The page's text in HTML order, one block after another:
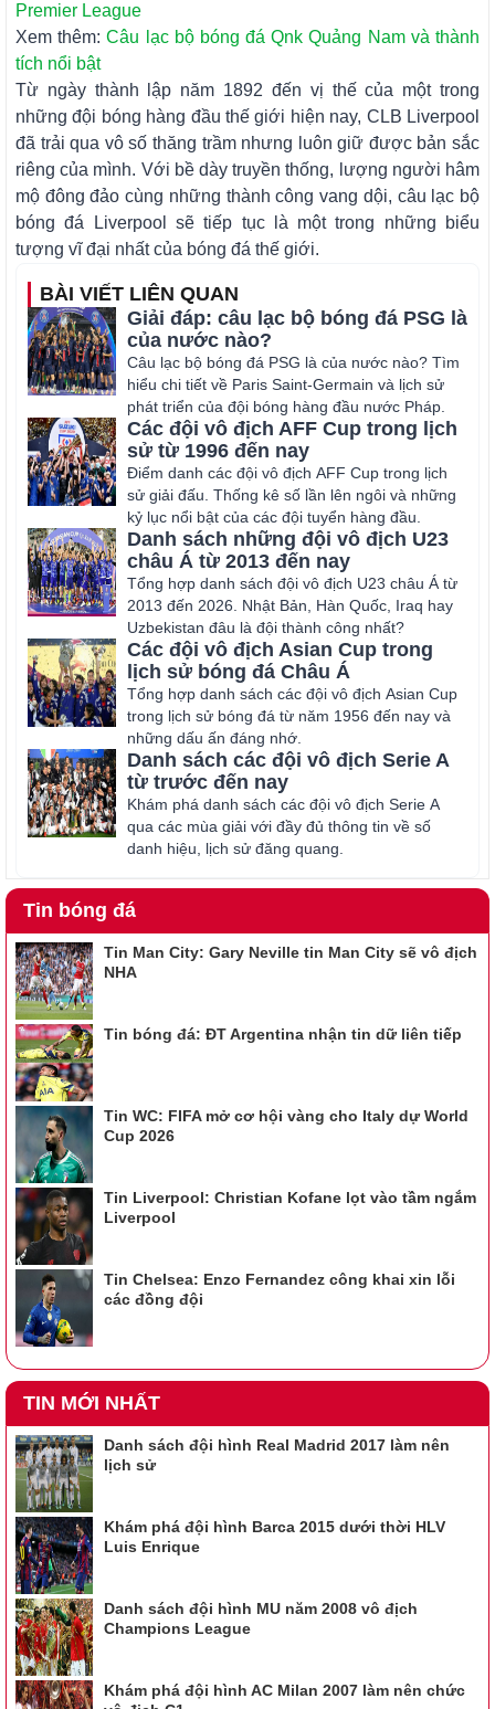
Premier League
Xem thêm:Câu lạc bộ bóng đá Qnk Quảng Nam và thành
tích nổi bật
Từ ngày thành lập năm 1892 đến vị thế của một trong
những đội bóng hàng đầu thế giới hiện nay, CLB Liverpool
đã trải qua vô số thăng trầm nhưng luôn giữ được bản sắc
riêng của mình. Với bề dày truyền thống, lượng người hâm
mộ đông đảo cùng những thành công vang dội, câu lạc bộ
bóng đá Liverpool sẽ tiếp tục là một trong những biểu
tượng vĩ đại nhất của bóng đá thế giới.
BÀI VIẾT LIÊN QUAN
Giải đáp: câu lạc bộ bóng đá PSG là
của nước nào?
Câu lạc bộ bóng đá PSG là của nước nào? Tìm
hiểu chi tiết về Paris Saint-Germain và lịch sử
phát triển của đội bóng hàng đầu nước Pháp.
Các đội vô địch AFF Cup trong lịch
sử từ 1996 đến nay
Điểm danh các đội vô địch AFF Cup trong lịch
sử giải đấu. Thống kê số lần lên ngôi và những
kỷ lục nổi bật của các đội tuyển hàng đầu.
Danh sách những đội vô địch U23
châu Á từ 2013 đến nay
Tổng hợp danh sách đội vô địch U23 châu Á từ
2013 đến 2026. Nhật Bản, Hàn Quốc, Iraq hay
Uzbekistan đâu là đội thành công nhất?
Các đội vô địch Asian Cup trong
lịch sử bóng đá Châu Á
Tổng hợp danh sách các đội vô địch Asian Cup
trong lịch sử bóng đá từ năm 1956 đến nay và
những dấu ấn đáng nhớ.
Danh sách các đội vô địch Serie A
từ trước đến nay
Khám phá danh sách các đội vô địch Serie A
qua các mùa giải với đầy đủ thông tin về số
danh hiệu, lịch sử đăng quang.
Tin bóng đá
Tin Man City: Gary Neville tin Man City sẽ vô địch
NHA
Tin bóng đá: ĐT Argentina nhận tin dữ liên tiếp
Tin WC: FIFA mở cơ hội vàng cho Italy dự World
Cup 2026
Tin Liverpool: Christian Kofane lọt vào tầm ngắm
Liverpool
Tin Chelsea: Enzo Fernandez công khai xin lỗi
các đồng đội
TIN MỚI NHẤT
Danh sách đội hình Real Madrid 2017 làm nên
lịch sử
Khám phá đội hình Barca 2015 dưới thời HLV
Luis Enrique
Danh sách đội hình MU năm 2008 vô địch
Champions League
Khám phá đội hình AC Milan 2007 làm nên chức